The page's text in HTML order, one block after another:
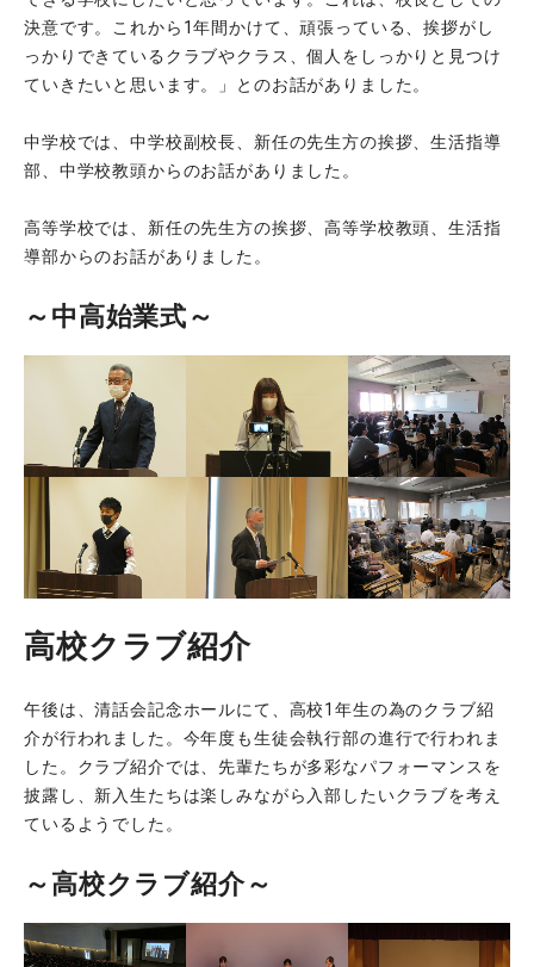
決意です。これから1年間かけて、頑張っている、挨拶がし
っかりできているクラブやクラス、個人をしっかりと見つけ
ていきたいと思います。」とのお話がありました。
中学校では、中学校副校長、新任の先生方の挨拶、生活指導
部、中学校教頭からのお話がありました。
高等学校では、新任の先生方の挨拶、高等学校教頭、生活指
導部からのお話がありました。
～中高始業式～
高校クラブ紹介
午後は、清話会記念ホールにて、高校1年生の為のクラブ紹
介が行われました。今年度も生徒会執行部の進行で行われま
した。クラブ紹介では、先輩たちが多彩なパフォーマンスを
披露し、新入生たちは楽しみながら入部したいクラブを考え
ているようでした。
～高校クラブ紹介～